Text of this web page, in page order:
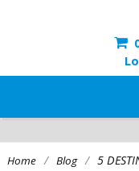
Home / Blog / 5